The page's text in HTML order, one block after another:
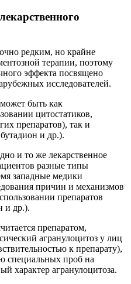
редким, но крайне
терапии, поэтому
эффекта посвящено
исследователей.
быть как
цитостатиков,
препаратов), так и
и др.).
и то же лекарственное
разные типы
западные медики
причин и механизмов
препаратов
и др.).
препаратом,
агранулоцитоз у лиц
к препарату),
специальных проб на
характер агранулоцитоза.